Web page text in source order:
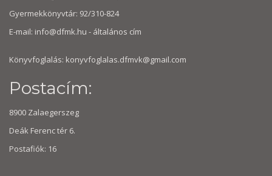
Gyermekkönyvtár: 92/310-824
E-mail: info@dfmk.hu - általános cím
Könyvfoglalás: konyvfoglalas.dfmvk@gmail.com
Postacím:
8900 Zalaegerszeg
Deák Ferenc tér 6.
Postafiók: 16